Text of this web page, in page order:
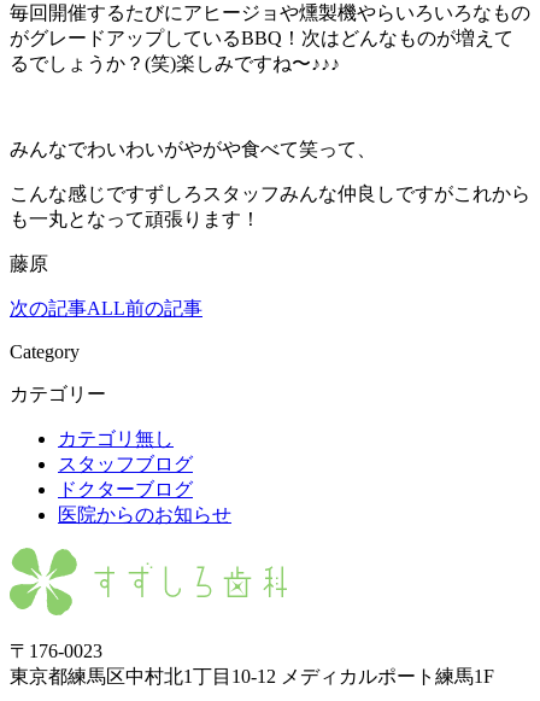
毎回開催するたびにアヒージョや燻製機やらいろいろなもの
がグレードアップしているBBQ！次はどんなものが増えて
るでしょうか？(笑)楽しみですね〜♪♪♪
みんなでわいわいがやがや食べて笑って、
こんな感じですずしろスタッフみんな仲良しですがこれから
も一丸となって頑張ります！
藤原
次の記事ALL前の記事
Category
カテゴリー
カテゴリ無し
スタッフブログ
ドクターブログ
医院からのお知らせ
〒176-0023
東京都練馬区中村北1丁目10-12 メディカルポート練馬1F